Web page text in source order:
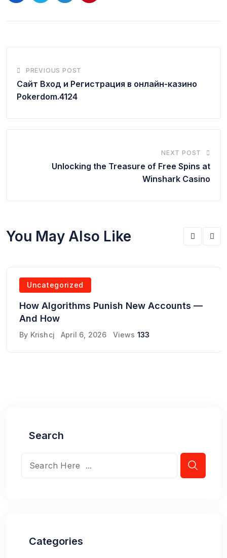
PREVIOUS POST
Сайт Вход и Регистрация в онлайн-казино
Pokerdom.4124
NEXT POST
Unlocking the Treasure of Free Spins at
Winshark Casino
You May Also Like
Uncategorized
How Algorithms Punish New Accounts —
And How
By Krishcj April 6, 2026 Views 133
Search
Categories